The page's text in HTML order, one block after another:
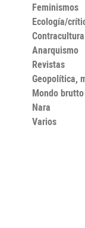
Feminismos
Ecología/
Contracultura
Anarquismo
Revistas
Geopolítica,
Mondo brutto
Nara
Varios